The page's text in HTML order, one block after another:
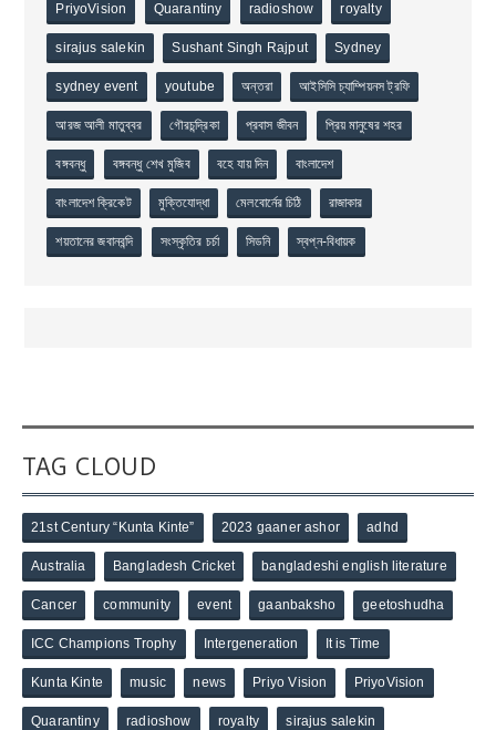
PriyoVision Quarantiny radioshow royalty
sirajus salekin Sushant Singh Rajput Sydney
sydney event youtube অন্তরা আইসিসি চ্যাম্পিয়নস ট্রফি
আরজ আলী মাতুব্বর গৌরচন্দ্রিকা প্রবাস জীবন প্রিয় মানুষের শহর
বঙ্গবন্ধু বঙ্গবন্ধু শেখ মুজিব বহে যায় দিন বাংলাদেশ
বাংলাদেশ ক্রিকেট মুক্তিযোদ্ধা মেলবোর্নের চিঠি রাজাকার
শয়তানের জবানবন্দি সংস্কৃতির চর্চা সিডনি স্বপ্ন-বিধায়ক
TAG CLOUD
21st Century “Kunta Kinte” 2023 gaaner ashor adhd
Australia Bangladesh Cricket bangladeshi english literature
Cancer community event gaanbaksho geetoshudha
ICC Champions Trophy Intergeneration It is Time
Kunta Kinte music news Priyo Vision PriyoVision
Quarantiny radioshow royalty sirajus salekin